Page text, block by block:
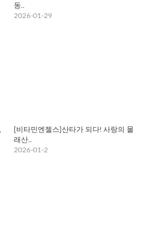
동..
2026-01-29
[비타민엔젤스]산타가 되다! 사랑의 몰
래산..
2026-01-2